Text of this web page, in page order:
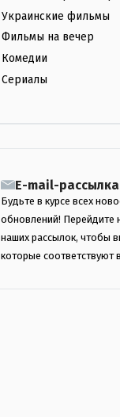
Украинские фильмы
Фильмы на вечер
Комедии
Сериалы
E-mail-рассылка
Будьте в курсе всех
обновлений! Перейдите
наших рассылок, чтобы
которые соответствуют